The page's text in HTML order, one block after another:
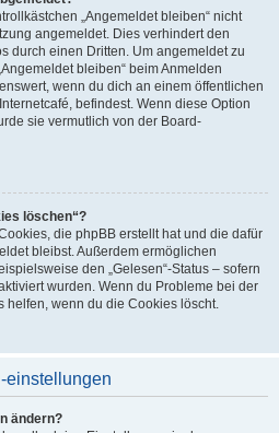
„Angemeldet bleiben“ nicht
angemeldet. Dies verhindert den
durch einen Dritten. Um angemeldet zu
bleiben“ beim Anmelden
wenn du dich an einem öffentlichen
befindest. Wenn diese Option
sie vermutlich von der Board-
löschen“?
die phpBB erstellt hat und die dafür
bleibst. Außerdem ermöglichen
den „Gelesen“-Status – sofern
wurden. Wenn du Probleme bei der
helfen, wenn du die Cookies löscht.
einstellungen
ändern?